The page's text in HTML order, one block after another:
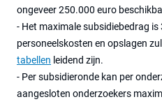
ongeveer 250.000 euro
- Het maximale subsidiebedrag
personeelskosten en opslagen
tabellen leidend zijn.
- Per subsidieronde kan per
aangesloten onderzoekers